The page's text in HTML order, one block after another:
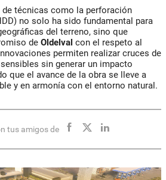
técnicas como la perforación
no solo ha sido fundamental para
del terreno, sino que
de Oldelval con el respeto al
permiten realizar cruces de
sin generar un impacto
que el avance de la obra se lleve a
y en armonía con el entorno natural.
tus amigos de